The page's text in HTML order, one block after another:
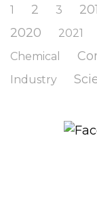
1 2 3
2020 2021
Chemical
Industry